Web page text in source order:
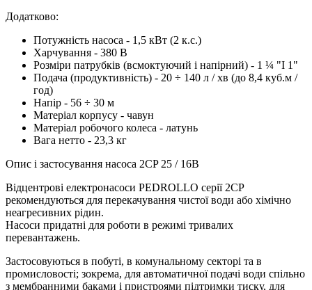
Додатково:
Потужність насоса - 1,5 кВт (2 к.с.)
Харчування - 380 В
Розміри патрубків (всмоктуючий і напірний) - 1 ¼ "І 1"
Подача (продуктивність) - 20 ÷ 140 л / хв (до 8,4 куб.м /
год)
Напір - 56 ÷ 30 м
Матеріал корпусу - чавун
Матеріал робочого колеса - латунь
Вага нетто - 23,3 кг
Опис і застосування насоса 2CP 25 / 16B
Відцентрові електронасоси PEDROLLO серії 2CP
рекомендуються для перекачування чистої води або хімічно
неагресивних рідин.
Насоси придатні для роботи в режимі тривалих
перевантажень.
Застосовуються в побуті, в комунальному секторі та в
промисловості; зокрема, для автоматичної подачі води спільно
з мембранними баками і пристроями підтримки тиску, для